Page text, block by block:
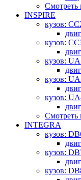
Смотреть
INSPIRE
кузов:
кузов:
кузов:
кузов:
кузов:
Смотреть
INTEGRA
кузов:
кузов:
кузов: